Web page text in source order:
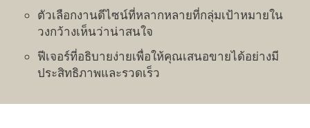
ตัวเลือกงานดีไซน์ที่หลากหลายที่กลุ่มเป้าหมายใน
วงกว้างเห็นว่าน่าสนใจ
ฟีเจอร์ที่อธิบายง่ายเพื่อให้คุณเสนอขายได้อย่างมี
ประสิทธิภาพและรวดเร็ว